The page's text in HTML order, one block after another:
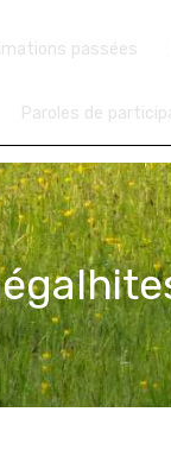
passées
Paroles de